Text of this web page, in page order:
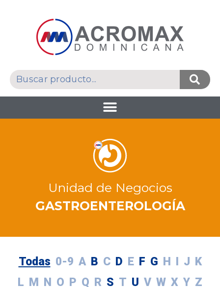
Unidad de Negocios
GASTROENTEROLOGÍA
Todas 0-9 A B C D E F G H J K
L M N O P Q R S T U V W X Y Z